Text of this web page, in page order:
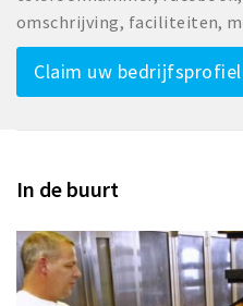
omschrijving, faciliteiten,
Claim uw
In de buurt